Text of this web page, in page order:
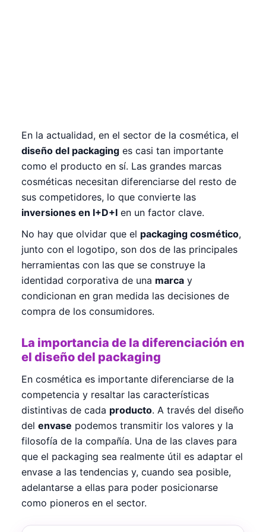
En la actualidad, en el sector de la cosmética, el
diseño del packaging es casi tan importante
como el producto en sí. Las grandes marcas
cosméticas necesitan diferenciarse del resto de
sus competidores, lo que convierte las
inversiones en I+D+I en un factor clave.
No hay que olvidar que el packaging cosmético,
junto con el logotipo, son dos de las principales
herramientas con las que se construye la
identidad corporativa de una marca y
condicionan en gran medida las decisiones de
compra de los consumidores.
La importancia de la diferenciación en
el diseño del packaging
En cosmética es importante diferenciarse de la
competencia y resaltar las características
distintivas de cada producto. A través del diseño
del envase podemos transmitir los valores y la
filosofía de la compañía. Una de las claves para
que el packaging sea realmente útil es adaptar el
envase a las tendencias y, cuando sea posible,
adelantarse a ellas para poder posicionarse
como pioneros en el sector.